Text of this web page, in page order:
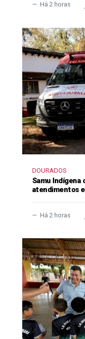
Há 2 horas
DOURADOS
Samu Indígena
atendimentos
Há 2 horas